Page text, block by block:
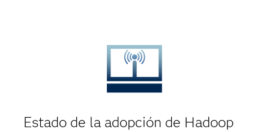
Estado de la adopción de Hadoop